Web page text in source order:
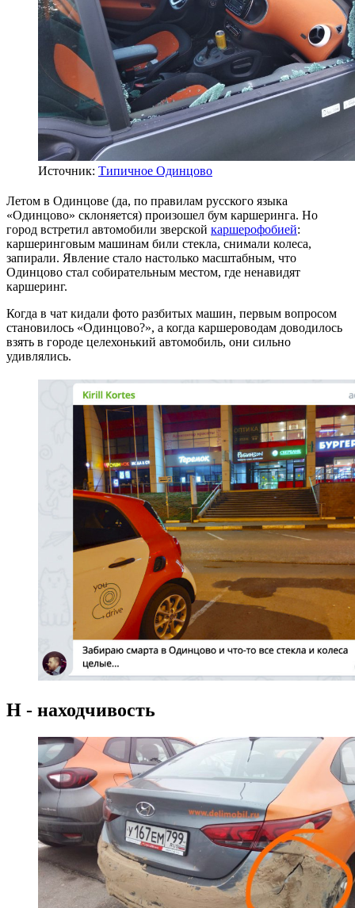
Источник: Типичное Одинцово
Летом в Одинцове (да, по правилам русского языка
«Одинцово» склоняется) произошел бум каршеринга. Но
город встретил автомобили зверской каршерофобией:
каршеринговым машинам били стекла, снимали колеса,
запирали. Явление стало настолько масштабным, что
Одинцово стал собирательным местом, где ненавидят
каршеринг.
Когда в чат кидали фото разбитых машин, первым вопросом
становилось «Одинцово?», а когда каршероводам доводилось
взять в городе целехонький автомобиль, они сильно
удивлялись.
Н - находчивость